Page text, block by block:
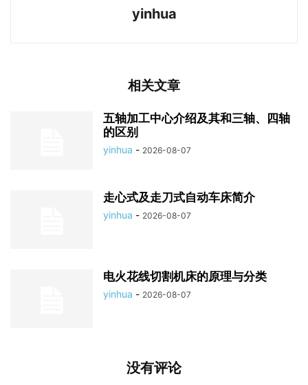
yinhua
相关文章
五轴加工中心介绍及其和三轴、四轴
的区别
yinhua - 2026-08-07
走心式及走刀式自动车床简介
yinhua - 2026-08-07
电火花线切割机床的原理与分类
yinhua - 2026-08-07
没有评论